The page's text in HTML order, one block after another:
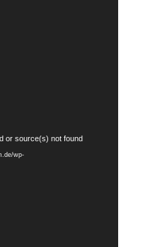
or source(s) not found
wp-